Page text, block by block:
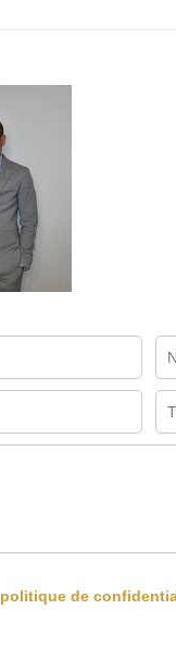
politique de